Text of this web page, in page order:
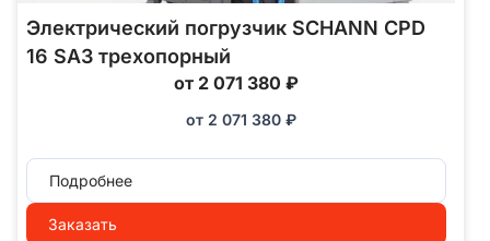
Электрический погрузчик SCHANN CPD
16 SA3 трехопорный
от 2 071 380 ₽
от 2 071 380 ₽
Подробнее
Заказать